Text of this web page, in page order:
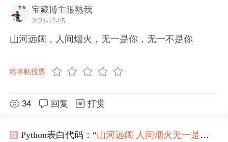
宝藏博主眼熟我
2024-12-05
山河远阔，人间烟火，无一是你，无一不是你
给本帖投票
34 回复 打赏
Python表白代码：“山河远阔 人间烟火无一是你